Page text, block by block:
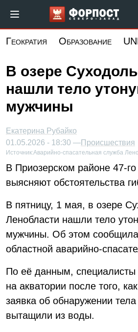
основному
Форпост
Геократия Образование
В озере
нашли тело
мужчины
Екатерина Рубайко
01.05.2026 - 18:30 —Происшествия
Источник:Аварийно-спасательная служба
В Приозерском районе 47-го
выясняют обстоятельства
В пятницу, 1 мая, в озере
Ленобласти нашли тело
мужчины. Об этом
областной аварийно-
По её данным, специалисты
на акватории после того,
заявка об обнаружении
вытащили из воды.